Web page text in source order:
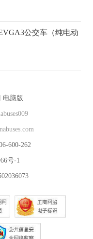
公交车（纯电动
电脑版
600-262
号-1